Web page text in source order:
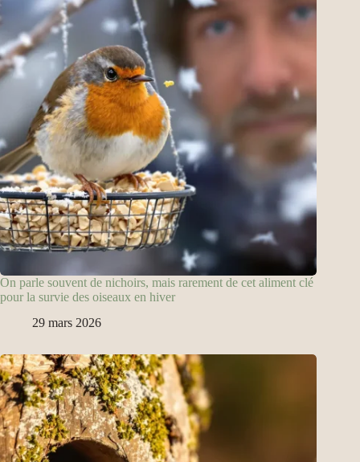
On parle souvent de nichoirs, mais rarement de cet aliment clé
pour la survie des oiseaux en hiver
29 mars 2026